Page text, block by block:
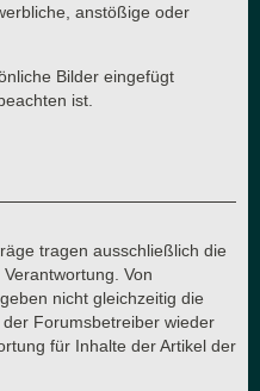
anstößige oder
Bilder eingefügt
ist.
tragen ausschließlich die
Von
nicht gleichzeitig die
Forumsbetreiber wieder
für Inhalte der Artikel der